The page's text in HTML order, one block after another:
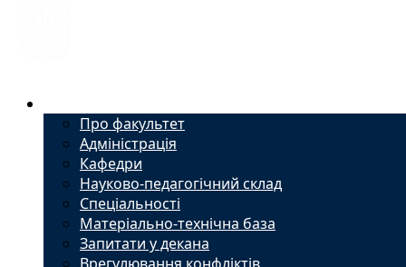
Про факультет
Адміністрація
Кафедри
Науково-педагогічний склад
Спеціальності
Матеріально-технічна база
Запитати у декана